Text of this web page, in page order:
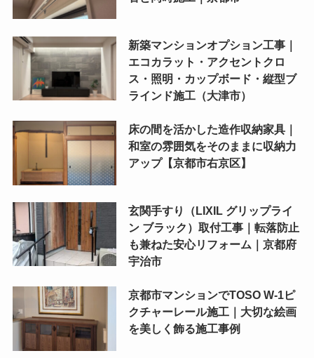
新築マンションオプション工事｜
エコカラット・アクセントクロ
ス・照明・カップボード・縦型ブ
ラインド施工（大津市）
床の間を活かした造作収納家具｜
和室の雰囲気をそのままに収納力
アップ【京都市右京区】
玄関手すり（LIXIL グリップライ
ン ブラック）取付工事｜転落防止
も兼ねた安心リフォーム｜京都府
宇治市
京都市マンションでTOSO W-1ピ
クチャーレール施工｜大切な絵画
を美しく飾る施工事例